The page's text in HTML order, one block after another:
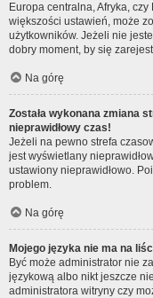
Europa centralna, Afryka,
większości ustawień, może
użytkowników. Jeżeli nie
dobry moment, by się
Na górę
Została wykonana zmiana
nieprawidłowy czas!
Jeżeli na pewno strefa
jest wyświetlany
ustawiony nieprawidłowo.
problem.
Na górę
Mojego języka nie ma na
Być może administrator nie
językową albo nikt jeszcze
administratora witryny czy